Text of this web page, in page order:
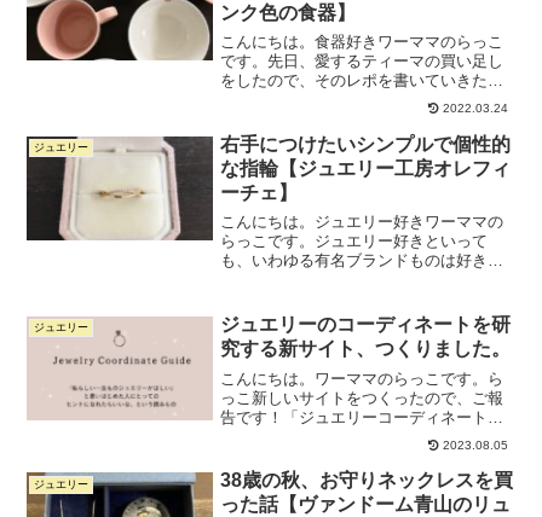
ンク色の食器】
こんにちは。食器好きワーママのらっこ
です。先日、愛するティーマの買い足し
をしたので、そのレポを書いていきたい
と思います。今回買ったのは、 ・ティー
マ新色パウダーのシリアルボウル ・ティ
ーマ新色パウダーのマグカップ 300ml ・
ホワイトのテ...
2022.03.24
ジュエリー
右手につけたいシンプルで個性的
な指輪【ジュエリー工房オレフィ
ーチェ】
こんにちは。ジュエリー好きワーママの
らっこです。ジュエリー好きといって
も、いわゆる有名ブランドものは好きじ
のジュエリーが好きです。今日はです
ね、去年一目惚れして購入して...
ジュエリー
ジュエリーのコーディネートを研
究する新サイト、つくりました。
こんにちは。ワーママのらっこです。ら
っこ新しいサイトをつくったので、ご報
告です！「ジュエリーコーディネートガ
イド」というサイトです。（画像クリッ
クで飛びます）ちょっと前にTwitterでこ
んなことをつぶやいた、このサイトで
す。6月から仕事を...
2023.08.05
ジュエリー
38歳の秋、お守りネックレスを買
った話【ヴァンドーム青山のリュ